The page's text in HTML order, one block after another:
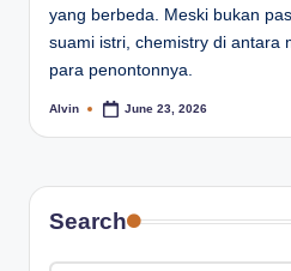
yang berbeda. Meski bukan
suami istri, chemistry di antara
para penontonnya.
Posted
Alvin June 23, 2026
Search